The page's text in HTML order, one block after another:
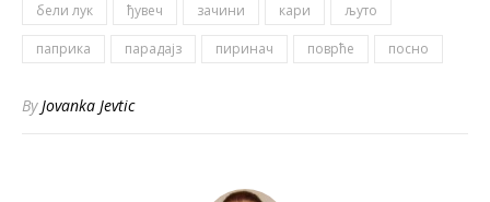
бели лук ђувеч зачини кари љуто
паприка парадајз пиринач поврће посно
ByJovanka Jevtic